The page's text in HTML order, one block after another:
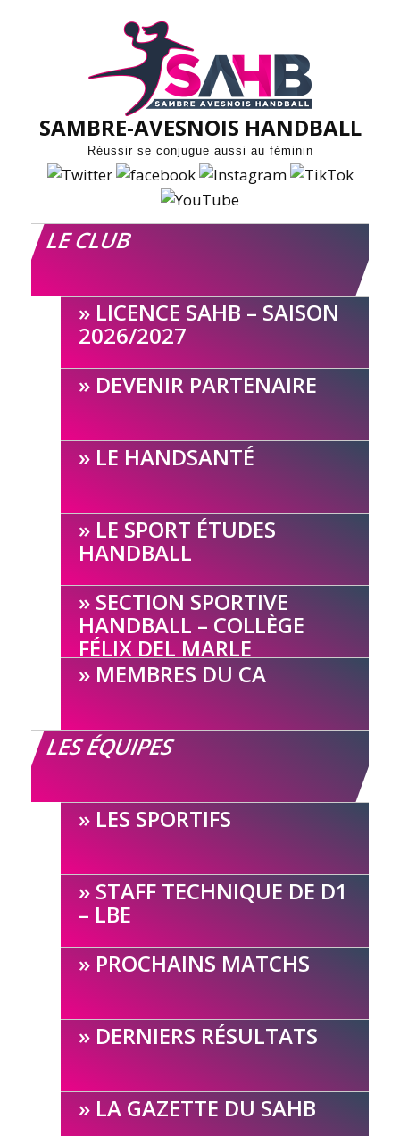
SAMBRE-AVESNOIS HANDBALL
Réussir se conjugue aussi au féminin
LE CLUB
LICENCE SAHB – SAISON
2026/2027
DEVENIR PARTENAIRE
LE HANDSANTÉ
LE SPORT ÉTUDES
HANDBALL
SECTION SPORTIVE
HANDBALL – COLLÈGE
FÉLIX DEL MARLE
MEMBRES DU CA
LES ÉQUIPES
LES SPORTIFS
STAFF TECHNIQUE DE D1
– LBE
PROCHAINS MATCHS
DERNIERS RÉSULTATS
LA GAZETTE DU SAHB